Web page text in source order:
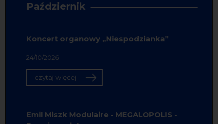
Październik
Koncert organowy „Niespodzianka”
24/10/2026
czytaj więcej
Emil Miszk Modulaire - MEGALOPOLIS -